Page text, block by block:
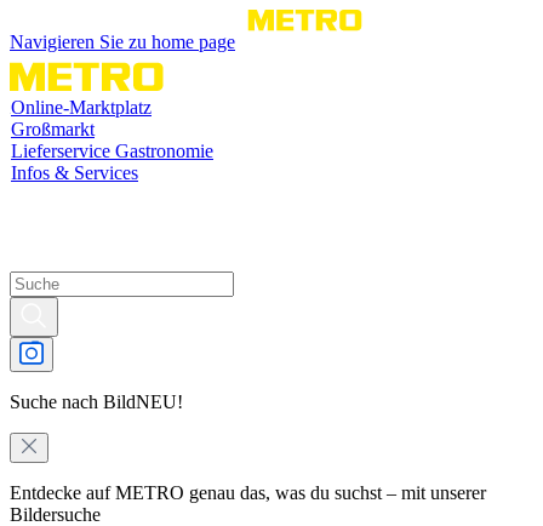
Navigieren Sie zu home page
Online-Marktplatz
Großmarkt
Lieferservice Gastronomie
Infos & Services
Suche nach BildNEU!
Entdecke auf METRO genau das, was du suchst – mit unserer
Bildersuche